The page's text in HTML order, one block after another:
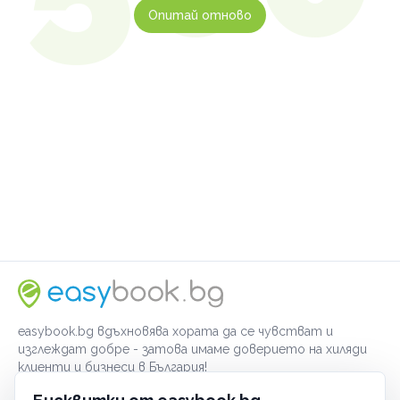
Опитай отново
easybook.bg вдъхновява хората да се чувстват и
изглеждат добре - затова имаме доверието на хиляди
клиенти и бизнеси в България!